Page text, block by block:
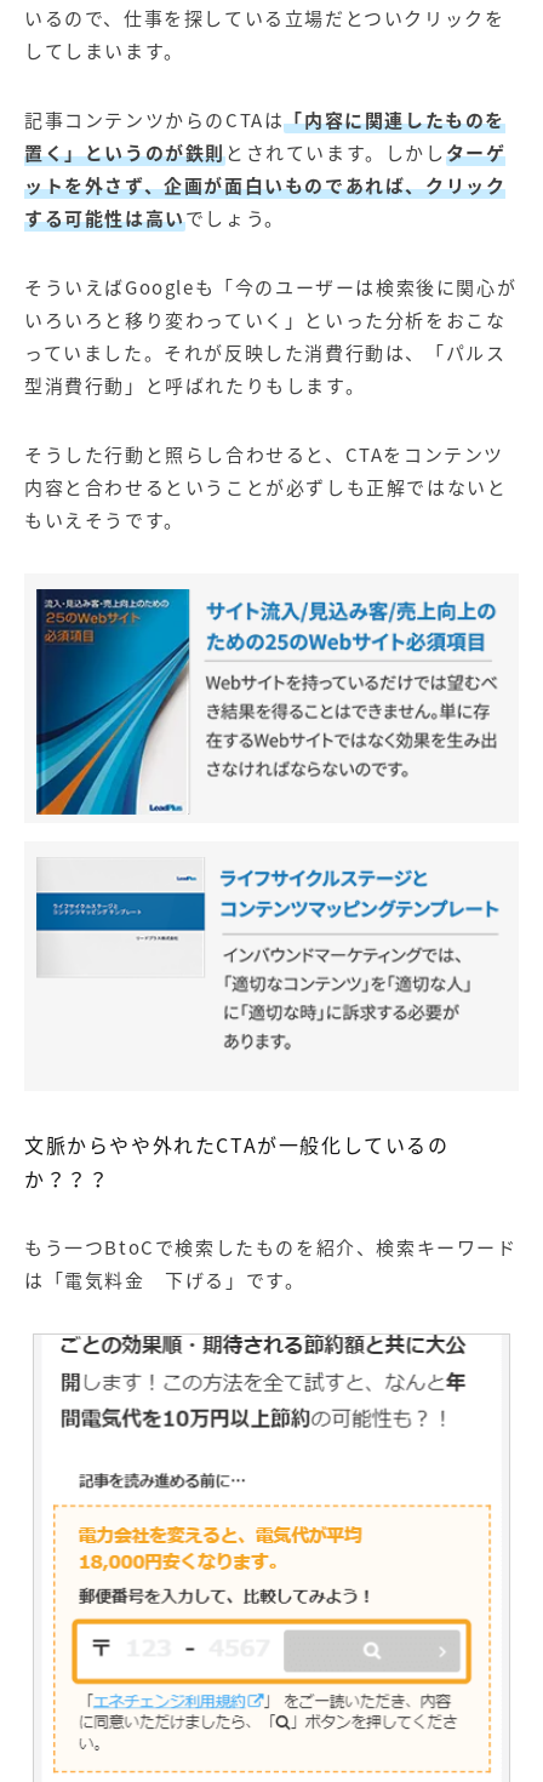
いるので、仕事を探している立場だとついクリックを
してしまいます。
記事コンテンツからのCTAは「内容に関連したものを
置く」というのが鉄則とされています。しかしターゲ
ットを外さず、企画が面白いものであれば、クリック
する可能性は高いでしょう。
そういえばGoogleも「今のユーザーは検索後に関心が
いろいろと移り変わっていく」といった分析をおこな
っていました。それが反映した消費行動は、「パルス
型消費行動」と呼ばれたりもします。
そうした行動と照らし合わせると、CTAをコンテンツ
内容と合わせるということが必ずしも正解ではないと
もいえそうです。
文脈からやや外れたCTAが一般化しているの
か？？？
もう一つBtoCで検索したものを紹介、検索キーワード
は「電気料金 下げる」です。